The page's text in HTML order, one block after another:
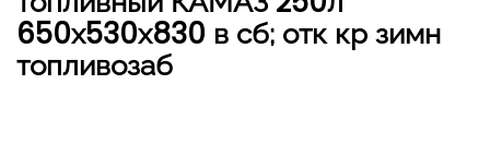
650х530х830 в сб; отк кр зимн
топливозаб